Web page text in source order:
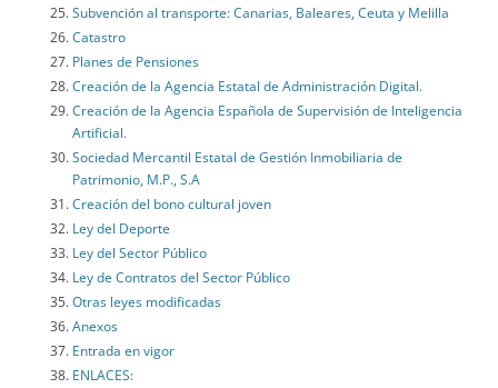
Subvención al transporte: Canarias, Baleares, Ceuta y Melilla
Catastro
Planes de Pensiones
Creación de la Agencia Estatal de Administración Digital.
Creación de la Agencia Española de Supervisión de Inteligencia
Artificial.
Sociedad Mercantil Estatal de Gestión Inmobiliaria de
Patrimonio, M.P., S.A
Creación del bono cultural joven
Ley del Deporte
Ley del Sector Público
Ley de Contratos del Sector Público
Otras leyes modificadas
Anexos
Entrada en vigor
ENLACES: